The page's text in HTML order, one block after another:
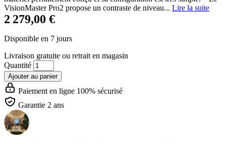
VisionMaster Pro2 propose un contraste de niveau... Lire la suite
2 279,00 €
Disponible en 7 jours
Livraison gratuite ou retrait en magasin
Quantité
Ajouter au panier
Paiement en ligne 100% sécurisé
Garantie 2 ans